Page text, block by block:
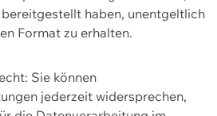
bereitgestellt haben, unentgeltlich
Format zu erhalten.
Sie können
jederzeit widersprechen,